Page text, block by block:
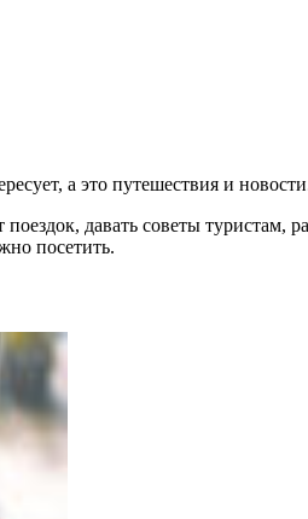
а это путешествия и
давать советы
посетить.